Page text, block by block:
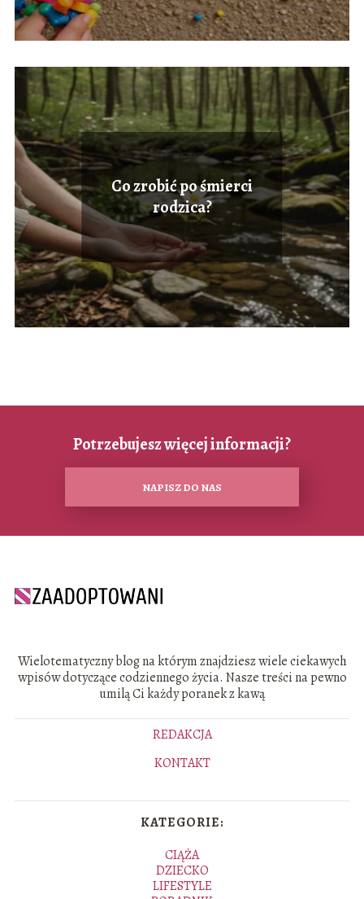
Co zrobić po śmierci
rodzica?
Potrzebujesz więcej informacji?
NAPISZ DO NAS
Wielotematyczny blog na którym znajdziesz wiele ciekawych
wpisów dotyczące codziennego życia. Nasze treści na pewno
umilą Ci każdy poranek z kawą
REDAKCJA
KONTAKT
KATEGORIE:
CIĄŻA
DZIECKO
LIFESTYLE